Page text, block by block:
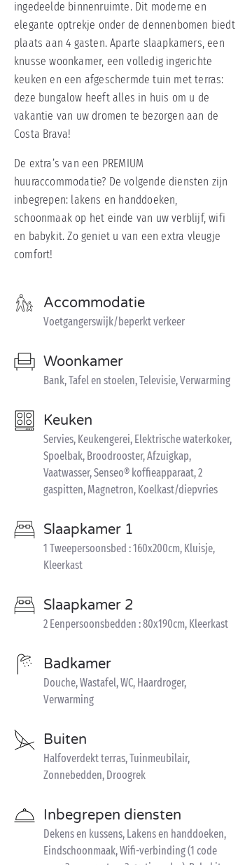
ingedeelde binnenruimte. Dit moderne en
elegante optrekje onder de dennenbomen biedt
plaats aan 4 gasten. Aparte slaapkamers, een
knusse woonkamer, een volledig ingerichte
keuken en een afgeschermde tuin met terras:
deze bungalow heeft alles in huis om u de
vakantie van uw dromen te bezorgen aan de
Costa Brava!
De extra’s van een PREMIUM
huuraccommodatie? De volgende diensten zijn
inbegrepen: lakens en handdoeken,
schoonmaak op het einde van uw verblijf, wifi
en babykit. Zo geniet u van een extra vleugje
comfort!
Accommodatie
Voetgangerswijk/beperkt verkeer
Woonkamer
Bank, Tafel en stoelen, Televisie, Verwarming
Keuken
Servies, Keukengerei, Elektrische waterkoker,
Spoelbak, Broodrooster, Afzuigkap,
Vaatwasser, Senseo® koffieapparaat, 2
gaspitten, Magnetron, Koelkast/diepvries
Slaapkamer 1
1 Tweepersoonsbed : 160x200cm, Kluisje,
Kleerkast
Slaapkamer 2
2 Eenpersoonsbedden : 80x190cm, Kleerkast
Badkamer
Douche, Wastafel, WC, Haardroger,
Verwarming
Buiten
Halfoverdekt terras, Tuinmeubilair,
Zonnebedden, Droogrek
Inbegrepen diensten
Dekens en kussens, Lakens en handdoeken,
Eindschoonmaak, Wifi-verbinding (1 code